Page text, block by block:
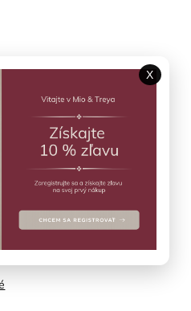
jednoduchosť, ktorá chráni
104 cm 110 cm
128 cm
X